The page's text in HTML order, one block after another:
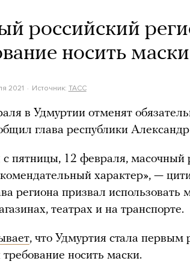
российский
носить маски
2021 Источник: ТАСС
в Удмуртии отменят
глава республики
с пятницы, 12 февраля, масочный
характер», —
региона призвал использовать
театрах и на транспорте.
, что Удмуртия стала первым
носить маски.